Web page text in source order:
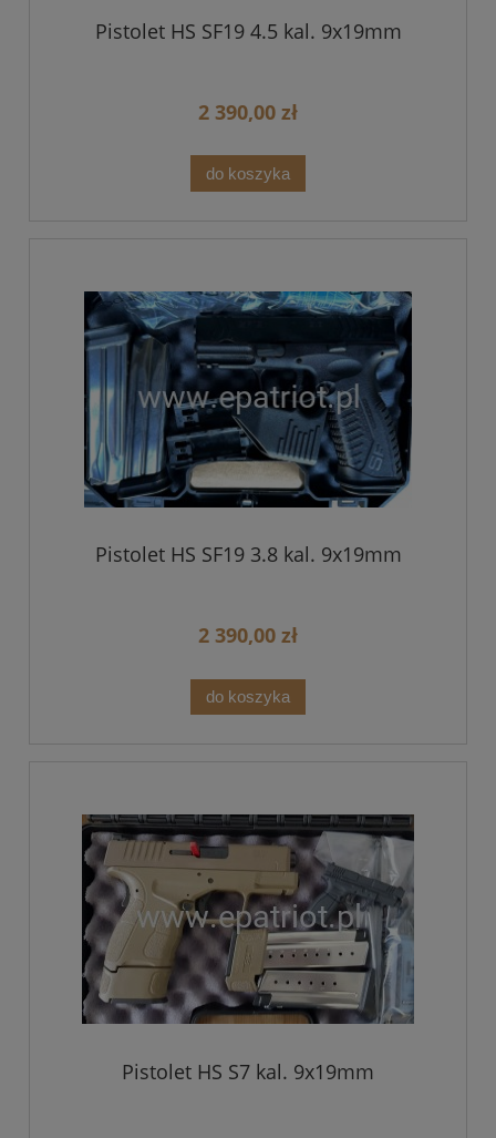
Pistolet HS SF19 4.5 kal. 9x19mm
2 390,00 zł
do koszyka
Pistolet HS SF19 3.8 kal. 9x19mm
2 390,00 zł
do koszyka
Pistolet HS S7 kal. 9x19mm